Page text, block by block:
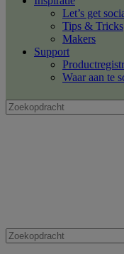
Let’s get
Tips & Tricks
Makers
Support
Waar aan te